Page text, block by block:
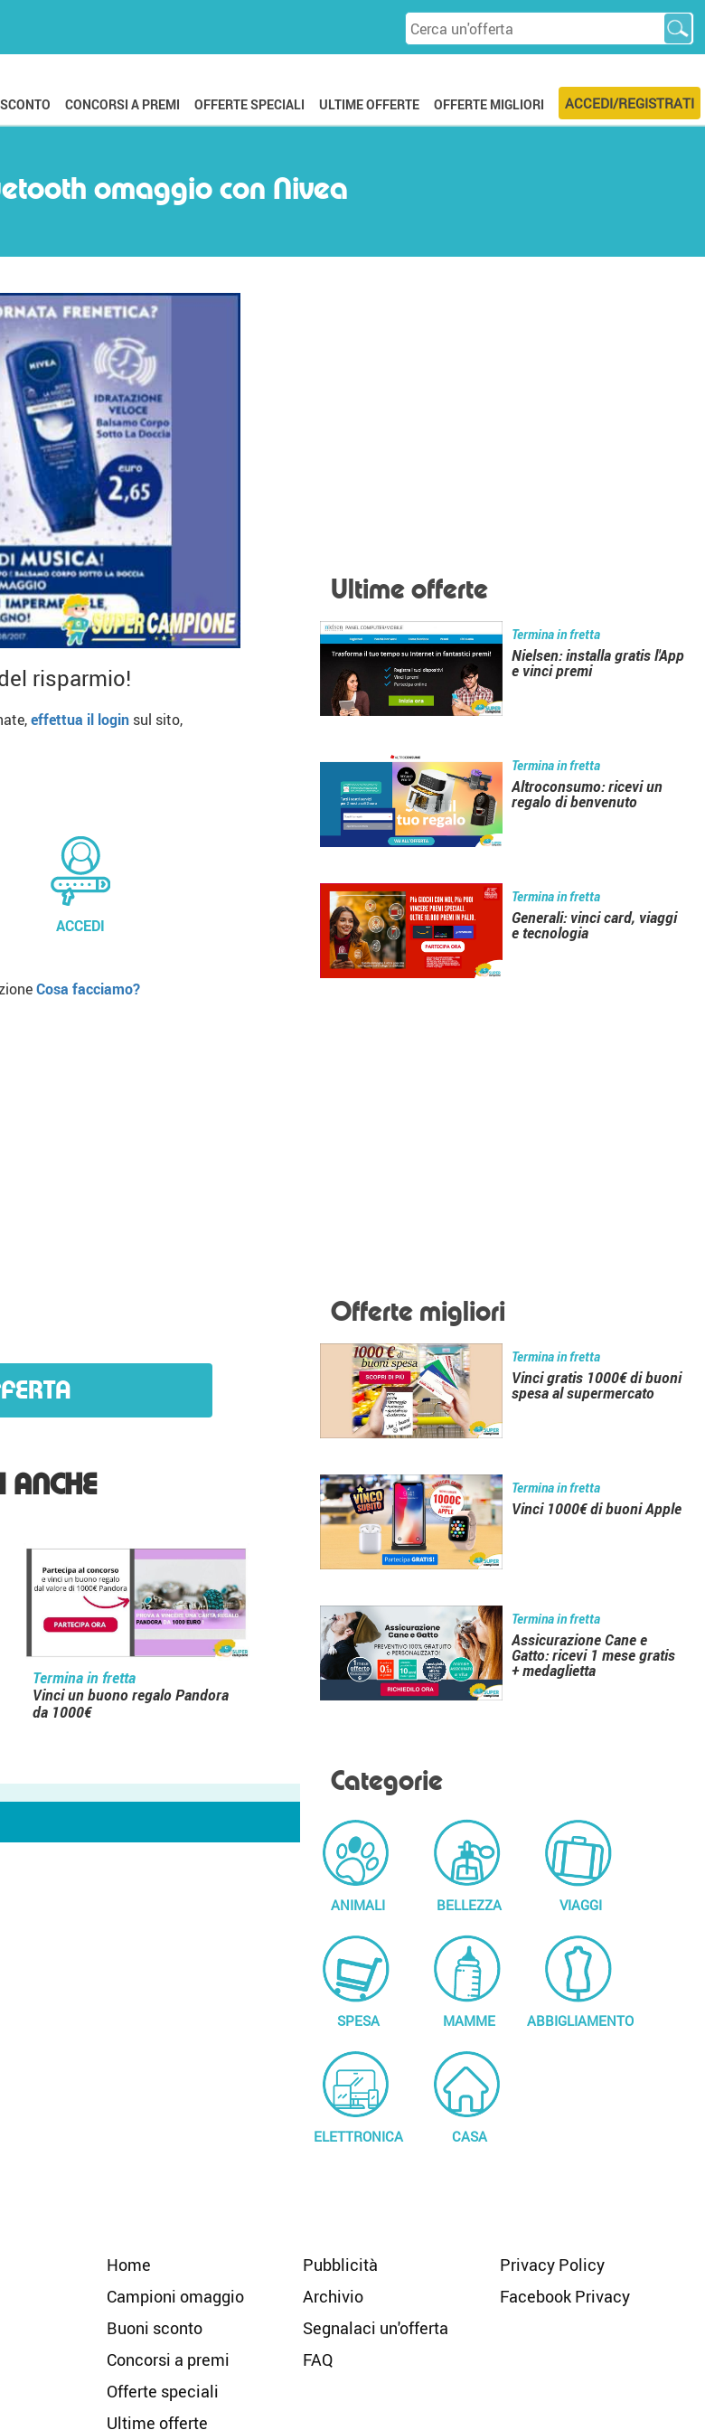
ACCEDI/REGISTRATI
ULTIME OFFERTE OFFERTE MIGLIORI
CONCORSI A PREMI OFFERTE SPECIALI
omaggio con Nivea
risparmio!
effettua il login sul sito,
ACCEDI
Cosa facciamo?
ANCHE
Termina in fretta
Vinci un buono regalo Pandora
da 1000€
Ultime offerte
Termina in fretta
Nielsen: installa gratis l'App
e vinci premi
Termina in fretta
Altroconsumo: ricevi un
regalo di benvenuto
Termina in fretta
Generali: vinci card, viaggi
e tecnologia
Offerte migliori
Termina in fretta
Vinci gratis 1000€ di buoni
spesa al supermercato
Termina in fretta
Vinci 1000€ di buoni Apple
Termina in fretta
Assicurazione Cane e
Gatto: ricevi 1 mese gratis
+ medaglietta
Categorie
ANIMALI BELLEZZA VIAGGI
SPESA MAMME ABBIGLIAMENTO
ELETTRONICA CASA
Home
Campioni omaggio
Buoni sconto
Concorsi a premi
Offerte speciali
Ultime offerte
Pubblicità
Archivio
Segnalaci un'offerta
FAQ
Privacy Policy
Facebook Privacy